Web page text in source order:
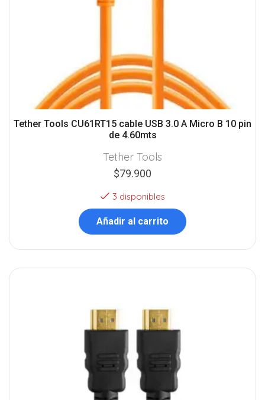
Tether Tools CU61RT15 cable USB 3.0 A Micro B 10 pin
de 4.60mts
Tether Tools
$79.900
3 disponibles
Añadir al carrito